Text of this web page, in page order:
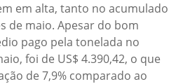
em alta, tanto no acumulado
de maio. Apesar do bom
pago pela tonelada no
foi de US$ 4.390,42, o que
de 7,9% comparado ao